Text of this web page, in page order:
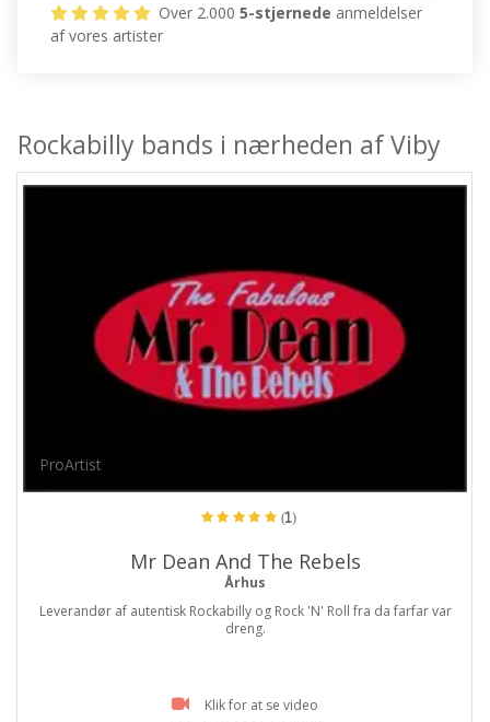
Over 2.0005-stjernede anmeldelser
af vores artister
Rockabilly bands i nærheden af Viby
ProArtist
(1)
Mr Dean And The Rebels
Århus
Leverandør af autentisk Rockabilly og Rock 'N' Roll fra da farfar var
dreng.
Klik for at se video